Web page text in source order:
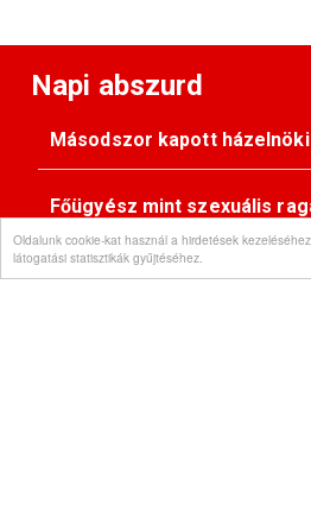
Oldalunk cookie-kat használ a hirdetések
látogatási statisztikák gyűjtéséhez.
Napi abszurd
Másodszor kapott
Főügyész mint szexuális
Pimasz önkényúr